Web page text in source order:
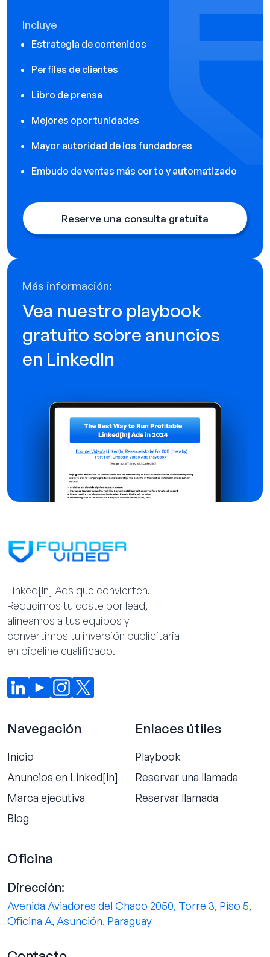
Incluye
Estrategia de contenidos
Perfiles de clientes
Libro de prensa
Mejores oportunidades
Mayor autoridad de los fundadores
Embudo de ventas más corto y automatizado
Reserve una consulta gratuita
Más información:
Vea nuestro playbook
gratuito sobre anuncios
en LinkedIn
Linked[ln] Ads que convierten.
Reducimos tu coste por lead,
alineamos a tus equipos y
convertimos tu inversión publicitaria
en pipeline cualificado.
Navegación
Inicio
Anuncios en Linked[ln]
Marca ejecutiva
Blog
Enlaces útiles
Playbook
Reservar una llamada
Reservar llamada
Oficina
Dirección:
Avenida Aviadores del Chaco 2050, Torre 3, Piso 5,
Oficina A, Asunción, Paraguay